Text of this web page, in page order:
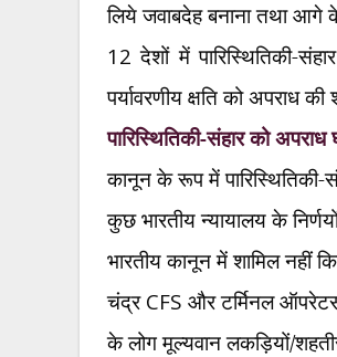
लिये जवाबदेह बनाना तथा आगे
12 देशों में पारिस्थितिकी-
पर्यावरणीय क्षति को अपराध
पारिस्थितिकी-संहार को
कानून के रूप में पारिस्थितिकी-
कुछ भारतीय न्यायालय के
भारतीय कानून में शामिल नहीं
चंद्र CFS और टर्मिनल
के लोग मूल्यवान लकड़ियों/